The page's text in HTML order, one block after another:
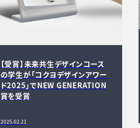
【受賞】未来共生デザインコース
の学生が「コクヨデザインアワー
ド2025」でNEW GENERATION
賞を受賞
2025.02.21